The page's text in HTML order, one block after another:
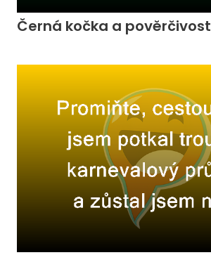
Černá kočka a pověrčivost